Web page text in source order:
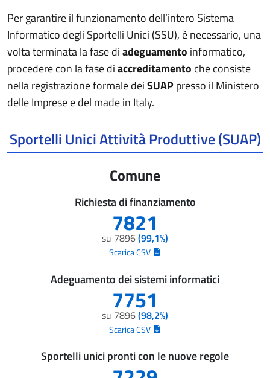
Per garantire il funzionamento dell’intero Sistema
Informatico degli Sportelli Unici (SSU), è necessario, una
volta terminata la fase diadeguamento informatico,
procedere con la fase diaccreditamento che consiste
nella registrazione formale deiSUAPpresso il Ministero
delle Imprese e del made in Italy.
Sportelli Unici Attività Produttive (SUAP)
Comune
Richiesta di finanziamento
7821
su 7896(99,1%)
Scarica CSV
Adeguamento dei sistemi informatici
7751
su 7896(98,2%)
Scarica CSV
Sportelli unici pronti con le nuove regole